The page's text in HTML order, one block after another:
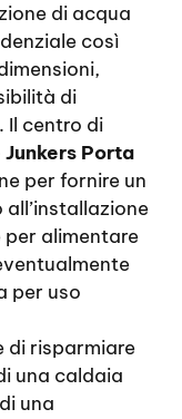
di acqua
così
di
Il centro di
Porta
per fornire un
alimentare
per uso
di risparmiare
una caldaia
una